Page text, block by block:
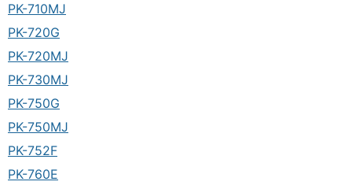
PK-710MJ
PK-720G
PK-720MJ
PK-730MJ
PK-750G
PK-750MJ
PK-752F
PK-760E